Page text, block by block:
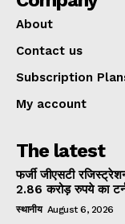
About
Contact us
Subscription
My account
The latest
फर्जी जीएसटी
2.86 करोड़ रुपये का
स्थानीय August 6, 2026